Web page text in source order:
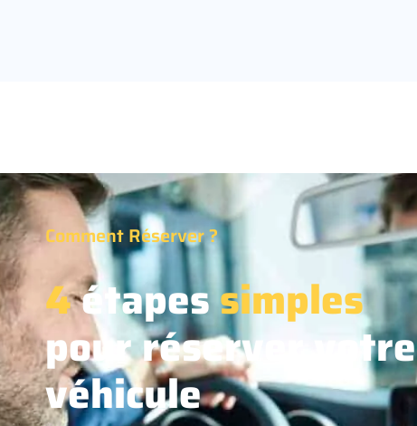
Comment Réserver ?
4étapessimples
pour réserver votre
véhicule